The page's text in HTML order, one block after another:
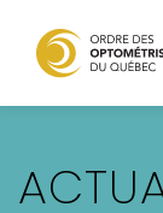
contenu